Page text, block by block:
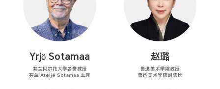
Yrjö Sotamaa
芬兰阿尔托大学名誉教授
芬兰 Ateljé Sotamaa 主席
赵璐
鲁迅美术学院教授
鲁迅美术学院副院长